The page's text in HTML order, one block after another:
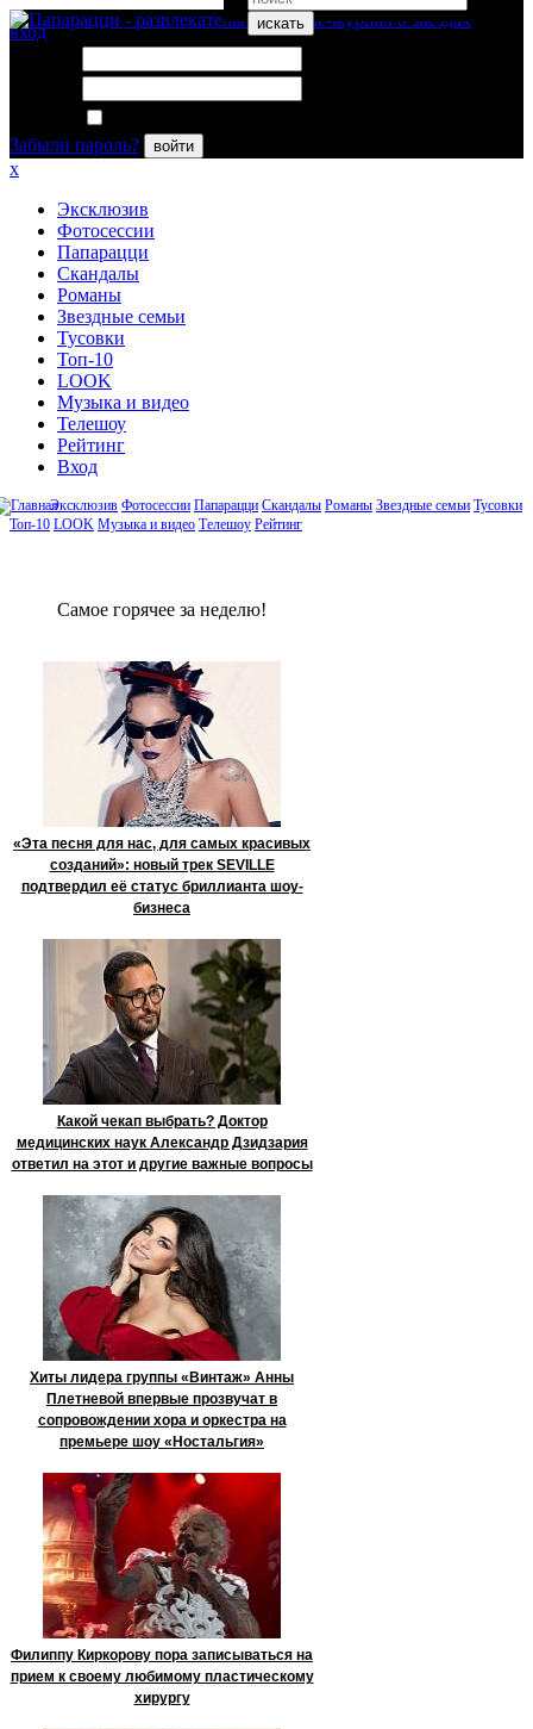
искать
вход
Забыли пароль?
войти
x
Эксклюзив
Фотосессии
Папарацци
Скандалы
Романы
Звездные семьи
Тусовки
Топ-10
LOOK
Музыка и видео
Телешоу
Рейтинг
Вход
Эксклюзив Фотосессии Папарацци Скандалы Романы Звездные семьи Тусовки
Топ-10 LOOK Музыка и видео Телешоу Рейтинг
Сaмое гoрячее за неделю!
«Эта песня для нас, для самых красивых
созданий»: новый трек SEVILLE
подтвердил её статус бриллианта шоу-
бизнеса
Какой чекап выбрать? Доктор
медицинских наук Александр Дзидзария
ответил на этот и другие важные вопросы
Хиты лидера группы «Винтаж» Анны
Плетневой впервые прозвучат в
сопровождении хора и оркестра на
премьере шоу «Ностальгия»
Филиппу Киркорову пора записываться на
прием к своему любимому пластическому
хирургу